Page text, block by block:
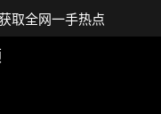
取全网一手热点